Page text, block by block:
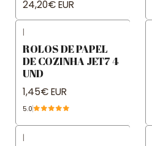
24,20€ EUR
|
ROLOS DE PAPEL
DE COZINHA JET7 4
UND
1,45€ EUR
5.0
|